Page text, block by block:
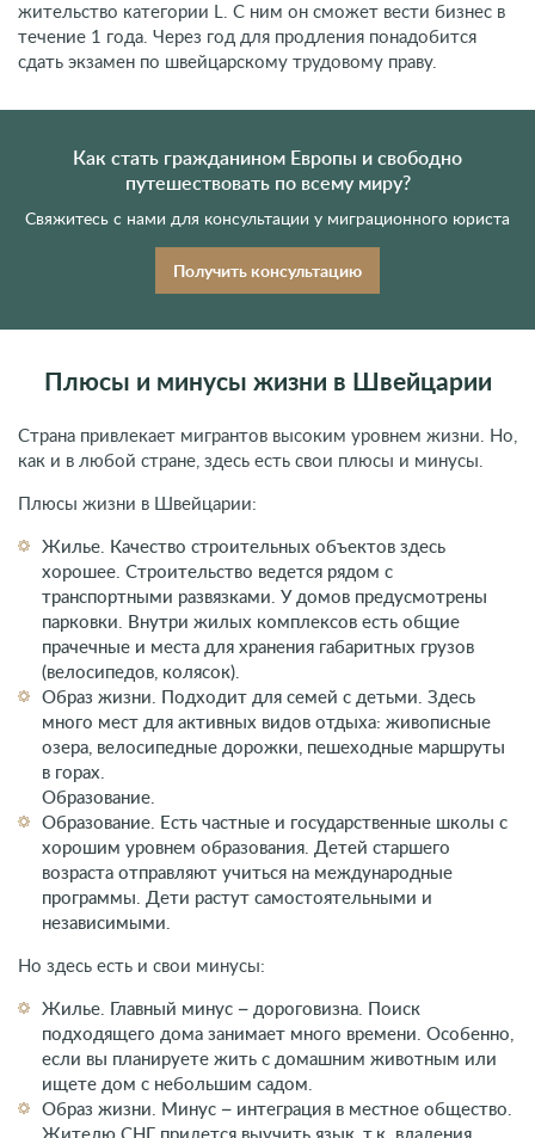
жительство категории L. С ним он сможет вести бизнес в
течение 1 года. Через год для продления понадобится
сдать экзамен по швейцарскому трудовому праву.
Как стать гражданином Европы и свободно
путешествовать по всему миру?
Свяжитесь с нами для консультации у миграционного юриста
Получить консультацию
Плюсы и минусы жизни в Швейцарии
Страна привлекает мигрантов высоким уровнем жизни. Но,
как и в любой стране, здесь есть свои плюсы и минусы.
Плюсы жизни в Швейцарии:
Жилье. Качество строительных объектов здесь
хорошее. Строительство ведется рядом с
транспортными развязками. У домов предусмотрены
парковки. Внутри жилых комплексов есть общие
прачечные и места для хранения габаритных грузов
(велосипедов, колясок).
Образ жизни. Подходит для семей с детьми. Здесь
много мест для активных видов отдыха: живописные
озера, велосипедные дорожки, пешеходные маршруты
в горах.
Образование.
Образование. Есть частные и государственные школы с
хорошим уровнем образования. Детей старшего
возраста отправляют учиться на международные
программы. Дети растут самостоятельными и
независимыми.
Но здесь есть и свои минусы:
Жилье. Главный минус – дороговизна. Поиск
подходящего дома занимает много времени. Особенно,
если вы планируете жить с домашним животным или
ищете дом с небольшим садом.
Образ жизни. Минус – интеграция в местное общество.